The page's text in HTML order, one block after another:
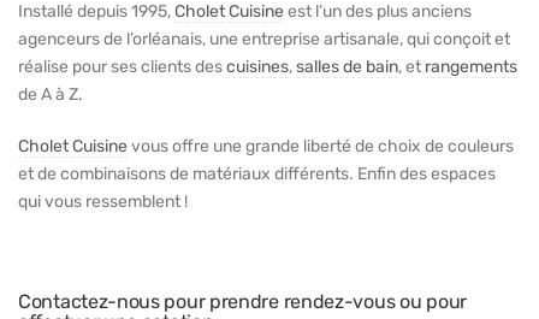
Installé depuis 1995,Cholet Cuisine est l’un des plus anciens
agenceurs de l’orléanais, une entreprise artisanale, qui conçoit et
réalise pour ses clients descuisines,salles de bain, et rangements
de A à Z.
Cholet Cuisine vous offre une grande liberté de choix de couleurs
et de combinaisons de matériaux différents. Enfin des espaces
qui vous ressemblent !
Contactez-nous pour prendre rendez-vous ou pour